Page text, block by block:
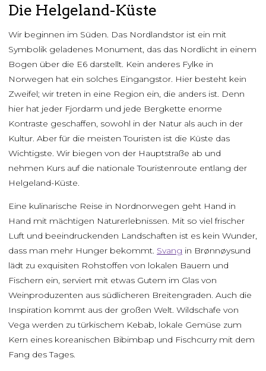
Die Helgeland-Küste
Wir beginnen im Süden. Das Nordlandstor ist ein mit
Symbolik geladenes Monument, das das Nordlicht in einem
Bogen über die E6 darstellt. Kein anderes Fylke in
Norwegen hat ein solches Eingangstor. Hier besteht kein
Zweifel; wir treten in eine Region ein, die anders ist. Denn
hier hat jeder Fjordarm und jede Bergkette enorme
Kontraste geschaffen, sowohl in der Natur als auch in der
Kultur. Aber für die meisten Touristen ist die Küste das
Wichtigste. Wir biegen von der Hauptstraße ab und
nehmen Kurs auf die nationale Touristenroute entlang der
Helgeland-Küste.
Eine kulinarische Reise in Nordnorwegen geht Hand in
Hand mit mächtigen Naturerlebnissen. Mit so viel frischer
Luft und beeindruckenden Landschaften ist es kein Wunder,
dass man mehr Hunger bekommt. Svang in Brønnøysund
lädt zu exquisiten Rohstoffen von lokalen Bauern und
Fischern ein, serviert mit etwas Gutem im Glas von
Weinproduzenten aus südlicheren Breitengraden. Auch die
Inspiration kommt aus der großen Welt. Wildschafe von
Vega werden zu türkischem Kebab, lokale Gemüse zum
Kern eines koreanischen Bibimbap und Fischcurry mit dem
Fang des Tages.